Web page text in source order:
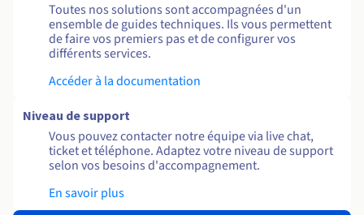
Toutes nos solutions sont accompagnées d'un
ensemble de guides techniques. Ils vous permettent
de faire vos premiers pas et de configurer vos
différents services.
Accéder à la documentation
Niveau de support
Vous pouvez contacter notre équipe via live chat,
ticket et téléphone. Adaptez votre niveau de support
selon vos besoins d'accompagnement.
En savoir plus